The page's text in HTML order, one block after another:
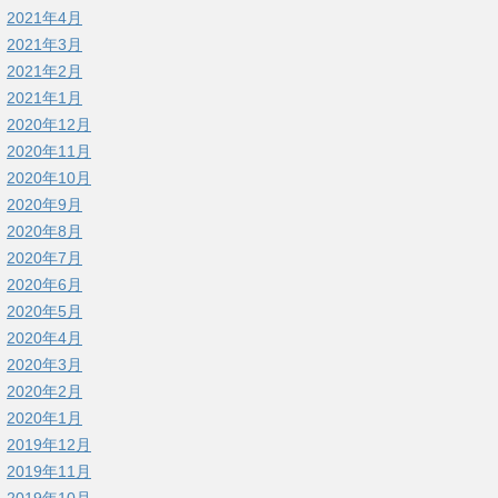
2021年4月
2021年3月
2021年2月
2021年1月
2020年12月
2020年11月
2020年10月
2020年9月
2020年8月
2020年7月
2020年6月
2020年5月
2020年4月
2020年3月
2020年2月
2020年1月
2019年12月
2019年11月